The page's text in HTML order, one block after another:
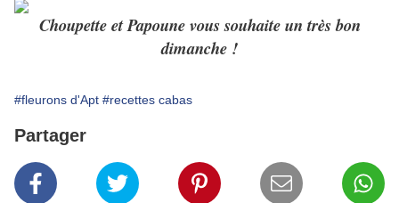
Choupette et Papoune vous souhaite un très bon
dimanche !
#fleurons d'Apt #recettes cabas
Partager